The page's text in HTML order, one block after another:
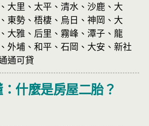
大里、太平、清水、沙鹿、大
東勢、梧棲、烏日、神岡、大
大雅、后里、霧峰、潭子、龍
外埔、和平、石岡、大安、新社
通可貸
什麼是房屋二胎？